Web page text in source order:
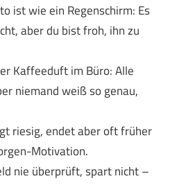
ist wie ein Regenschirm: Es
aber du bist froh, ihn zu
Kaffeeduft im Büro: Alle
niemand weiß so genau,
riesig, endet aber oft früher
Motivation.
nie überprüft, spart nicht –